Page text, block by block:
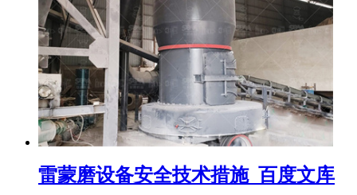
雷蒙磨设备安全技术措施_百度文库